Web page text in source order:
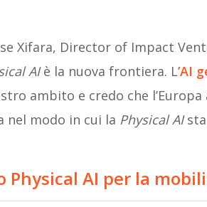
Xifara, Director of Impact
AIè la nuova frontiera. L’AI
ambito e credo che
nel modo in cui la Physical AIsta
Physical AI per la